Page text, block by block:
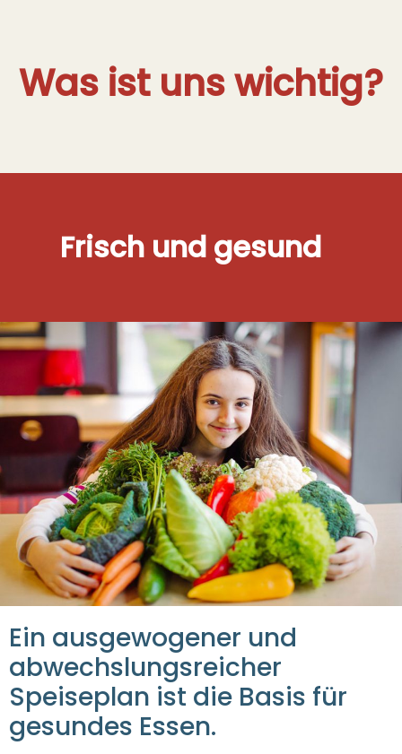
Was ist uns wichtig?
Frisch und gesund
Ein ausgewogener und
abwechslungsreicher
Speiseplan ist die Basis für
gesundes Essen.